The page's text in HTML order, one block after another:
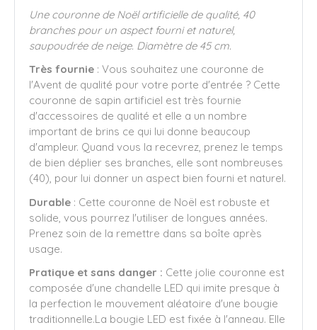
Une couronne de Noël artificielle de qualité, 40
branches pour un aspect fourni et naturel,
saupoudrée de neige. Diamètre de 45 cm.
Très fournie : Vous souhaitez une couronne de
l'Avent de qualité pour votre porte d'entrée ? Cette
couronne de sapin artificiel est très fournie
d'accessoires de qualité et elle a un nombre
important de brins ce qui lui donne beaucoup
d'ampleur. Quand vous la recevrez, prenez le temps
de bien déplier ses branches, elle sont nombreuses
(40), pour lui donner un aspect bien fourni et naturel.
Durable : Cette couronne de Noël est robuste et
solide, vous pourrez l'utiliser de longues années.
Prenez soin de la remettre dans sa boîte après
usage.
Pratique et sans danger : Cette jolie couronne est
composée d'une chandelle LED qui imite presque à
la perfection le mouvement aléatoire d'une bougie
traditionnelle.La bougie LED est fixée à l'anneau. Elle